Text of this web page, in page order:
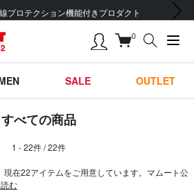
プロテクション機能付きプロダクト
次の画像
0
SALE OUTLET
すべての商品
1 - 22件 / 22件
現在22アイテムをご用意しています。マムート公
む